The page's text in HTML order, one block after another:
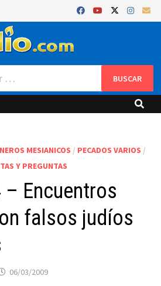
MESIANICOS / PECADOS VARIOS /
Y PREGUNTAS
– Encuentros
falsos judíos
06/03/2009